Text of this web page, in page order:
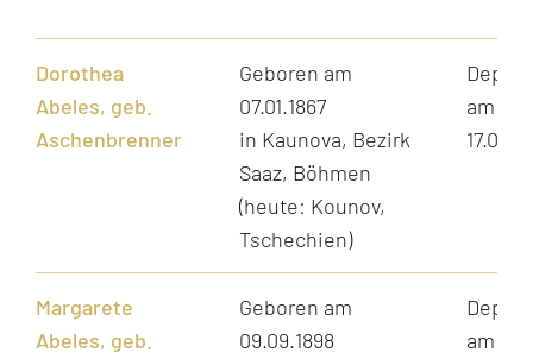
Dorothea
Abeles, geb.
Aschenbrenner
Geboren am
07.01.1867
in Kaunova, Bezirk
Saaz, Böhmen
(heute: Kounov,
Tschechien)
am
Margarete
Abeles, geb.
Geboren am
09.09.1898
am